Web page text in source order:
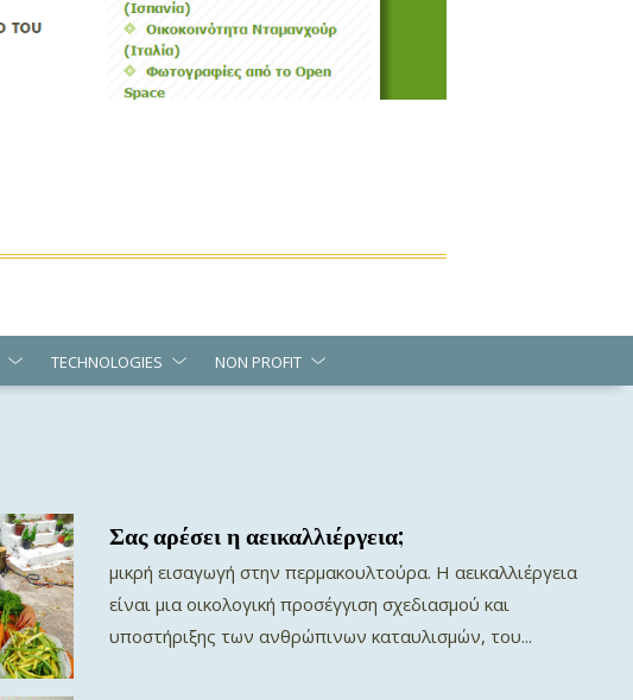
TECHNOLOGIES NON PROFIT
Σας αρέσει η αεικαλλιέργεια;
μικρή εισαγωγή στην περμακουλτούρα. H αεικαλλιέργεια
είναι μια οικολογική προσέγγιση σχεδιασμού και
υποστήριξης των ανθρώπινων καταυλισμών, του...